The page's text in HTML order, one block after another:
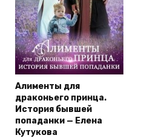
Алименты для
драконьего принца.
История бывшей
попаданки — Елена
Кутукова